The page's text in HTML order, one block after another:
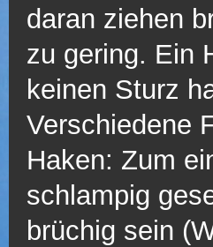
daran ziehen
zu gering. Ein
keinen Sturz
Verschiedene
Haken: Zum
schlampig
brüchig sein